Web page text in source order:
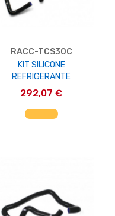
RACC-TCS30C
KIT SILICONE
REFRIGERANTE
292,07 €
AGGIUNGI AL CARRELLO